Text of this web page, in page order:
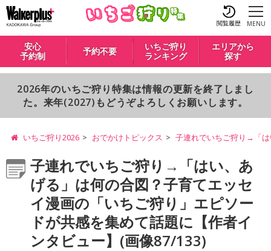
閲覧履歴 MENU
安心
予約制
予約不要
いちご狩り
ランキング
エリアから
探す
2026年のいちご狩り特集は情報の更新を終了しまし
た。来年(2027)もどうぞよろしくお願いします。
いちご狩り2026 おでかけトピックス 子連れでいちご狩り→「は
子連れでいちご狩り→「はい、あ
げる」は何の合図？子育てエッセ
イ漫画の「いちご狩り」エピソー
ドが共感を集めて話題に【作者イ
ンタビュー】(画像87/133)